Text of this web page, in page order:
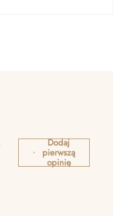
Dodaj
pierwszą
opinię